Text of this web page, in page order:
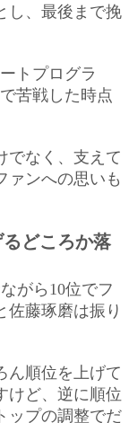
し、最後まで挽
トプログラ
苦戦した時点
でなく、支えて
ァンへの思いも
どころか落
がら10位でフ
佐藤琢磨は振り
ん順位を上げて
けど、逆に順位
ップの調整でだ